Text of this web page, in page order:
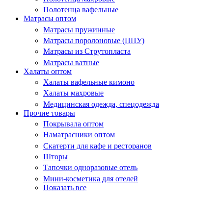
Полотенца вафельные
Матрасы оптом
Матрасы пружинные
Матрасы поролоновые (ППУ)
Матрасы из Струтопласта
Матрасы ватные
Халаты оптом
Халаты вафельные кимоно
Халаты махровые
Медицинская одежда, спецодежда
Прочие товары
Покрывала оптом
Наматрасники оптом
Скатерти для кафе и ресторанов
Шторы
Тапочки одноразовые отель
Мини-косметика для отелей
Показать все